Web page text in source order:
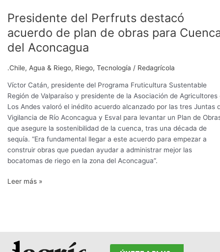
Presidente del Perfruts destacó
acuerdo de plan de obras para
del Aconcagua
.Chile, Agua & Riego, Riego, Tecnología / Redagrícola
Víctor Catán, presidente del Programa Fruticultura Sustentable
Región de Valparaíso y presidente de la Asociación de Agricultores
Los Andes valoró el inédito acuerdo alcanzado por las tres Juntas
Vigilancia de Río Aconcagua y Esval para levantar un Plan de
que asegure la sostenibilidad de la cuenca, tras una década de
sequía. “Era fundamental llegar a este acuerdo para empezar a
construir obras que puedan ayudar a administrar mejor las
bocatomas de riego en la zona del Aconcagua”.
Presidente
Perfruts
destacó
de
plan
de
obras
para
Cuenca
del
Aconcagua
Leer más »